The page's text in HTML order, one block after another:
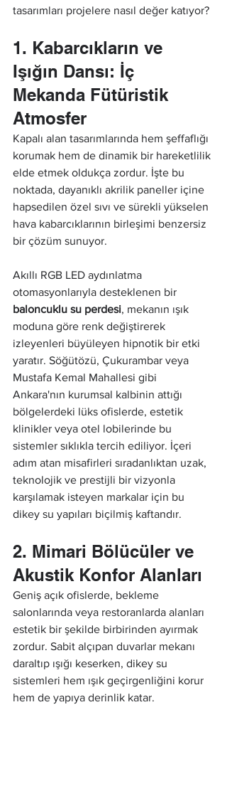
tasarımları projelere nasıl değer katıyor?
1. Kabarcıkların ve
Işığın Dansı: İç
Mekanda Fütüristik
Atmosfer
Kapalı alan tasarımlarında hem şeffaflığı
korumak hem de dinamik bir hareketlilik
elde etmek oldukça zordur. İşte bu
noktada, dayanıklı akrilik paneller içine
hapsedilen özel sıvı ve sürekli yükselen
hava kabarcıklarının birleşimi benzersiz
bir çözüm sunuyor.
Akıllı RGB LED aydınlatma
otomasyonlarıyla desteklenen bir
baloncuklu su perdesi, mekanın ışık
moduna göre renk değiştirerek
izleyenleri büyüleyen hipnotik bir etki
yaratır. Söğütözü, Çukurambar veya
Mustafa Kemal Mahallesi gibi
Ankara'nın kurumsal kalbinin attığı
bölgelerdeki lüks ofislerde, estetik
klinikler veya otel lobilerinde bu
sistemler sıklıkla tercih ediliyor. İçeri
adım atan misafirleri sıradanlıktan uzak,
teknolojik ve prestijli bir vizyonla
karşılamak isteyen markalar için bu
dikey su yapıları biçilmiş kaftandır.
2. Mimari Bölücüler ve
Akustik Konfor Alanları
Geniş açık ofislerde, bekleme
salonlarında veya restoranlarda alanları
estetik bir şekilde birbirinden ayırmak
zordur. Sabit alçıpan duvarlar mekanı
daraltıp ışığı keserken, dikey su
sistemleri hem ışık geçirgenliğini korur
hem de yapıya derinlik katar.